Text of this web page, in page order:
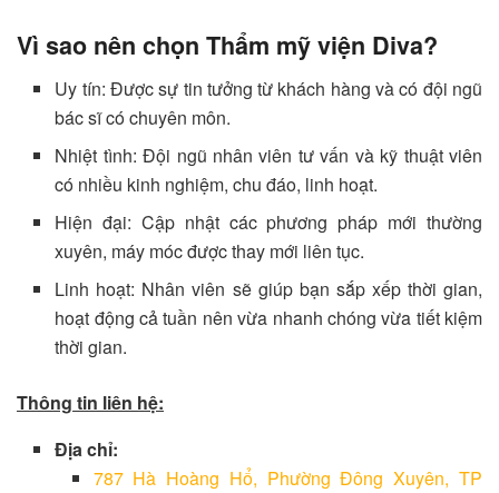
Vì sao nên chọn Thẩm mỹ viện Diva?
Uy tín: Được sự tin tưởng từ khách hàng và có đội ngũ
bác sĩ có chuyên môn.
Nhiệt tình: Đội ngũ nhân viên tư vấn và kỹ thuật viên
có nhiều kinh nghiệm, chu đáo, linh hoạt.
Hiện đại: Cập nhật các phương pháp mới thường
xuyên, máy móc được thay mới liên tục.
Linh hoạt: Nhân viên sẽ giúp bạn sắp xếp thời gian,
hoạt động cả tuần nên vừa nhanh chóng vừa tiết kiệm
thời gian.
Thông tin liên hệ:
Địa chỉ:
787 Hà Hoàng Hổ, Phường Đông Xuyên, TP